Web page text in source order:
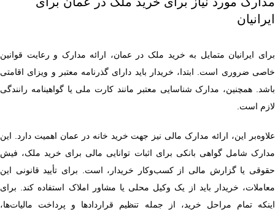
ایرانیان
برای ایرانیان متمایل به خرید ملک در عمان، ارائه مدارک و رعایت قوانین
خاصی ضروری است. ابتدا، خریدار باید دارای گذرنامه معتبر و ویزای اقامتی
باشد. همچنین، مدارک شناسایی معتبر مانند کارت ملی یا گواهینامه رانندگی
لازم است.
علاوه‌بر این، ارائه مدارک مالی نیز جهت خرید خانه در عمان اهمیت دارد. این
مدارک شامل گواهی بانکی برای اثبات توانایی مالی برای خرید ملک، فیش
حقوقی یا گزارش مالی از کسب‌وکار خریدار، است. برای تأیید قانونی این
معاملات، خریدار باید از یک وکیل محلی یا مشاور املاک استفاده کند. برای
اینکه تمام مراحل خرید، از جمله تنظیم قراردادها و پرداخت مالیات‌ها،